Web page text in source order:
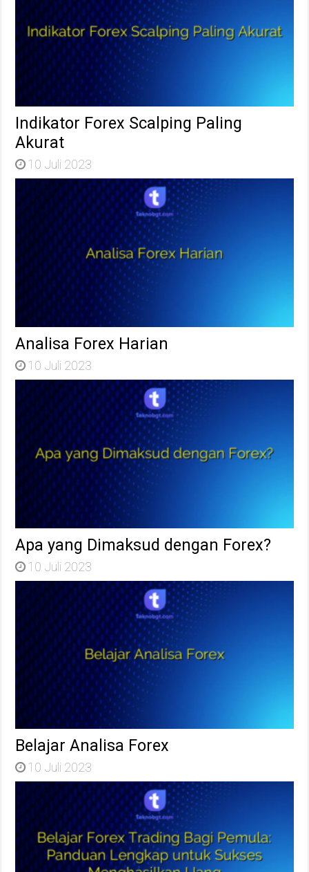
Indikator Forex Scalping Paling
Akurat
10 Juli 2023
Analisa Forex Harian
10 Juli 2023
Apa yang Dimaksud dengan Forex?
10 Juli 2023
Belajar Analisa Forex
10 Juli 2023